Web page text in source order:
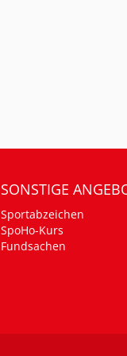
SONSTIGE
Sportabzeichen
SpoHo-Kurs
Fundsachen